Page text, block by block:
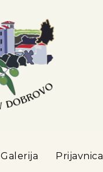
Galerija Prijavnica